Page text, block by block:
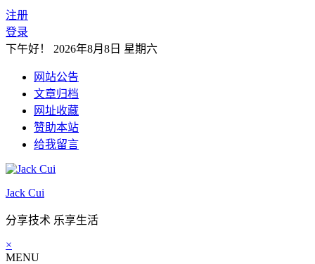
注册
登录
下午好！ 2026年8月8日 星期六
网站公告
文章归档
网址收藏
赞助本站
给我留言
Jack Cui
分享技术 乐享生活
×
MENU